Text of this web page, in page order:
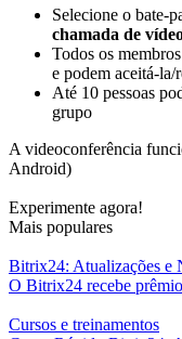
Selecione o bate-
chamada de
Todos os
e podem aceitá-la/
Até 10 pessoas
grupo
A videoconferência
Android)
Experimente agora!
Mais populares
Bitrix24: Atualizações e
O Bitrix24 recebe
Cursos e treinamentos